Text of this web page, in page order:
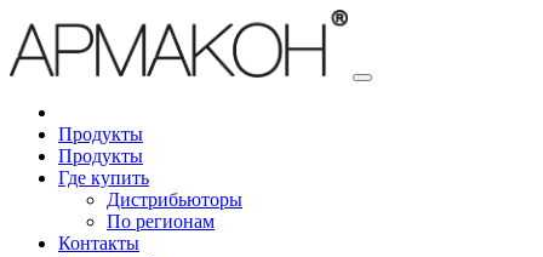
Продукты
Продукты
Где купить
Дистрибьюторы
По регионам
Контакты